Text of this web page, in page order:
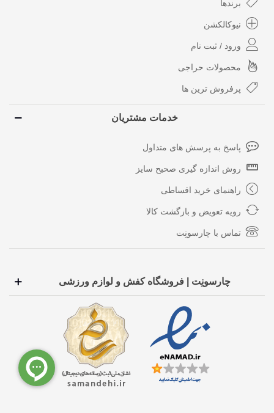
برندها
نیوکالکشن
ورود / ثبت نام
محصولات حراجی
پرفروش ترین ها
خدمات مشتریان
پاسخ به پرسش های متداول
روش اندازه گیری صحیح سایز
راهنمای خرید اقساطی
رویه تعویض و بازگشت کالا
تماس با چارسونِت
چارسونِت | فروشگاه کفش و لوازم ورزشی